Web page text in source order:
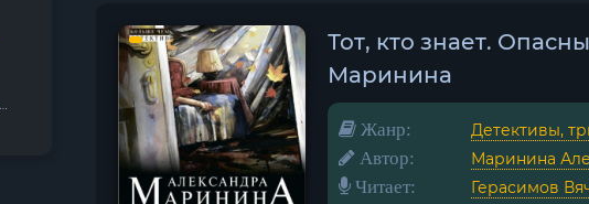
Тот, кто знает.
Маринина
Жанр: Детективы,
Автор: Маринина
Читает: Герасимов